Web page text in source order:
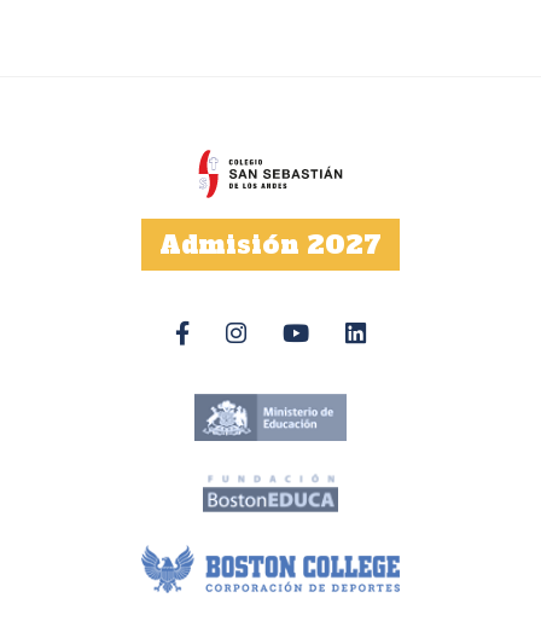
Admisión 2027